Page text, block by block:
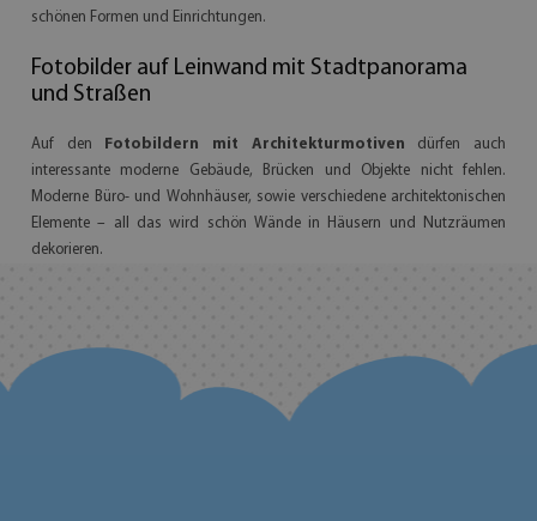
schönen Formen und Einrichtungen.
Fotobilder auf Leinwand mit Stadtpanorama
und Straßen
Auf den Fotobildern mit Architekturmotiven dürfen auch
interessante moderne Gebäude, Brücken und Objekte nicht fehlen.
Moderne Büro- und Wohnhäuser, sowie verschiedene architektonischen
Elemente – all das wird schön Wände in Häusern und Nutzräumen
dekorieren.